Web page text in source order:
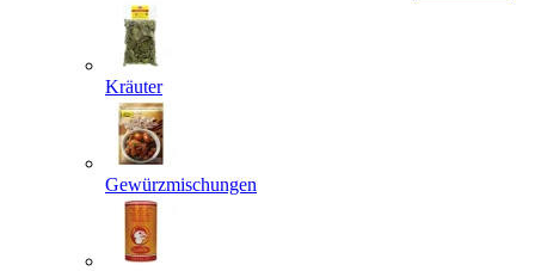
Kräuter
Gewürzmischungen